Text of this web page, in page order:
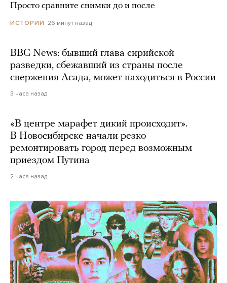
Просто сравните снимки до и после
ИСТОРИИ 26 минут назад
BBC News: бывший глава сирийской
разведки, сбежавший из страны после
свержения Асада, может находиться в России
3 часа назад
«В центре марафет дикий происходит».
В Новосибирске начали резко
ремонтировать город перед возможным
приездом Путина
2 часа назад